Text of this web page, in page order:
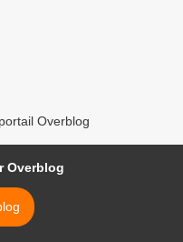
Overblog
Overblog